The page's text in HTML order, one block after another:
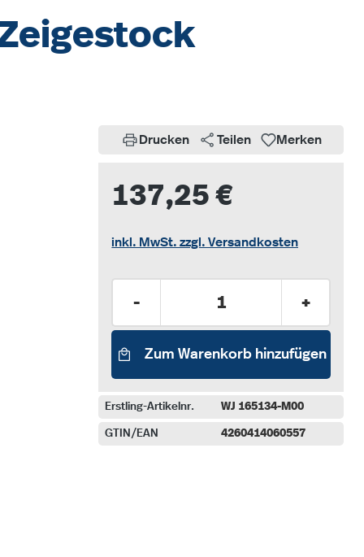
Drucken
Teilen Merken
137,25 €
inkl. MwSt. zzgl. Versandkosten
Produkt Anzahl: Gib den
- +
Zum Warenkorb hinzufügen
Erstling-Artikelnr. WJ 165134-M00
GTIN/EAN 4260414060557